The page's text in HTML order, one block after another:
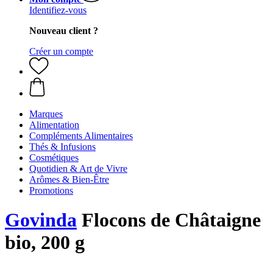
Identifiez-vous
Nouveau client ?
Créer un compte
Marques
Alimentation
Compléments Alimentaires
Thés & Infusions
Cosmétiques
Quotidien & Art de Vivre
Arômes & Bien-Être
Promotions
Govinda Flocons de Châtaigne
bio, 200 g